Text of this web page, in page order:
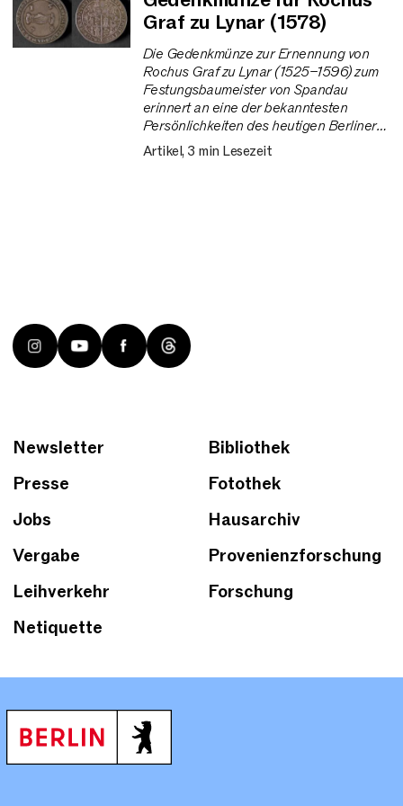
Graf zu Lynar (1578)
Die Gedenkmünze zur Ernennung von
Rochus Graf zu Lynar (1525–1596) zum
Festungsbaumeister von Spandau
erinnert an eine der bekanntesten
Persönlichkeiten des heutigen Berliner
Bezirks.
Artikel, 3 min Lesezeit
Newsletter
Presse
Jobs
Vergabe
Leihverkehr
Netiquette
Bibliothek
Fotothek
Hausarchiv
Provenienzforschung
Forschung